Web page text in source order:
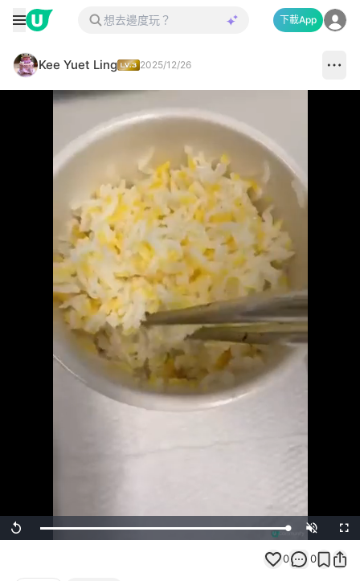
下載App
Kee Yuet Ling 2025/12/26
Replay Loaded:
100.00%
Unmute
0 0